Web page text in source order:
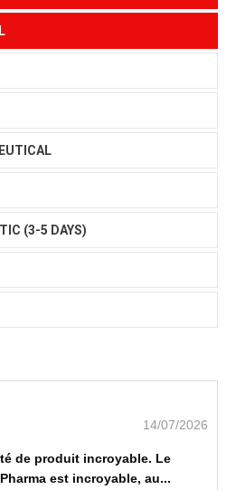
(3-5 DAYS)
14/07/2026
de produit incroyable. Le
est incroyable, au...